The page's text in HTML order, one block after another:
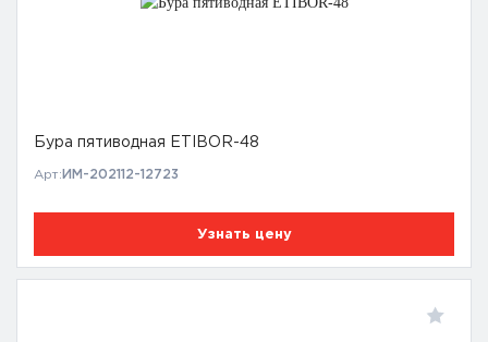
Бура пятиводная ETIBOR-48
Арт: ИМ-202112-12723
Узнать цену